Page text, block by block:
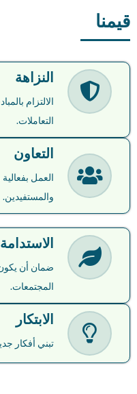
قيمنا
النزاهة
الالتزام
التعاملات.
التعاون
العمل
والمستفيدين.
الاستدامة
ضمان أن يكون
المجتمعات.
الابتكار
تبني أفكار